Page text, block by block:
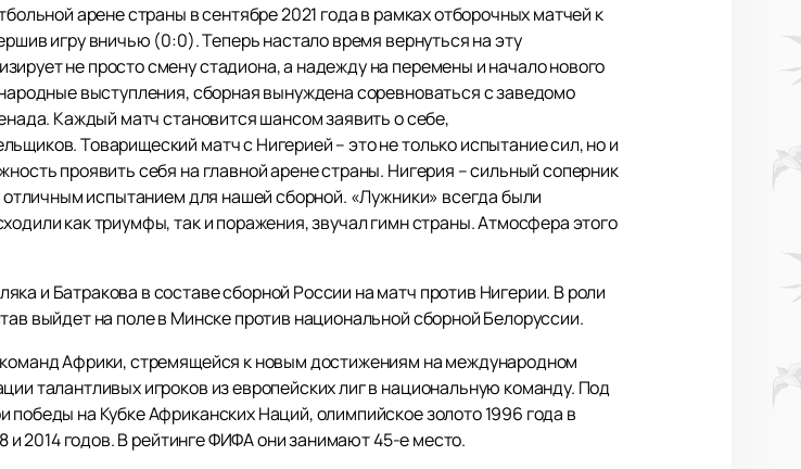
арене страны в сентябре 2021 года в рамках отборочных матчей к
игру вничью (0:0). Теперь настало время вернуться на эту
не просто смену стадиона, а надежду на перемены и начало нового
выступления, сборная вынуждена соревноваться с заведомо
Каждый матч становится шансом заявить о себе,
Товарищеский матч с Нигерией – это не только испытание сил, но и
проявить себя на главной арене страны. Нигерия – сильный соперник
испытанием для нашей сборной. «Лужники» всегда были
как триумфы, так и поражения, звучал гимн страны. Атмосфера этого
и Батракова в составе сборной России на матч против Нигерии. В роли
выйдет на поле в Минске против национальной сборной Белоруссии.
Африки, стремящейся к новым достижениям на международном
талантливых игроков из европейских лиг в национальную команду. Под
на Кубке Африканских Наций, олимпийское золото 1996 года в
2014 годов. В рейтинге ФИФА они занимают 45-е место.